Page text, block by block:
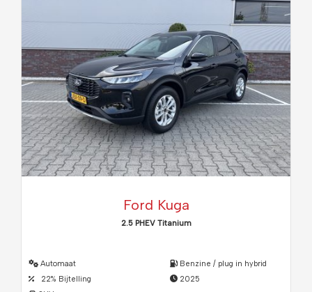
Ford Kuga
2.5 PHEV Titanium
Automaat
22% Bijtelling
Benzine / plug in hybrid
2025